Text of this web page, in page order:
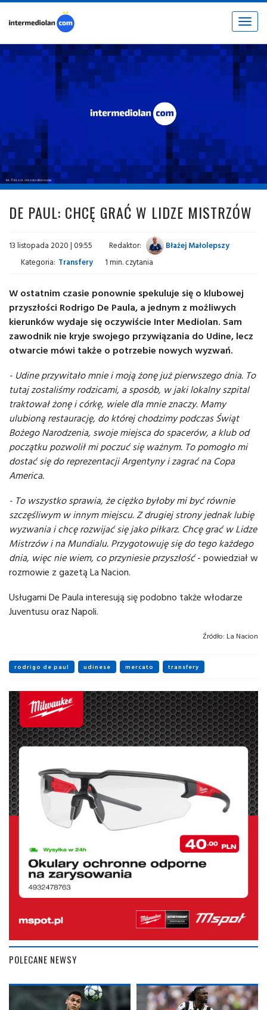
Toggle
fot. © inter.it / intermediolan.com
DE PAUL: CHCĘ GRAĆ W LIDZE MISTRZÓW
13 listopada 2020 | 09:55 Redaktor:
Błażej Małolepszy
Kategoria: Transfery 1 min. czytania
W ostatnim czasie ponownie spekuluje się o klubowej
przyszłości Rodrigo De Paula, a jednym z możliwych
kierunków wydaje się oczywiście Inter Mediolan. Sam
zawodnik nie kryje swojego przywiązania do Udine, lecz
otwarcie mówi także o potrzebie nowych wyzwań.
- Udine przywitało mnie i moją żonę już pierwszego dnia. To
tutaj zostaliśmy rodzicami, a sposób, w jaki lokalny szpital
traktował żonę i córkę, wiele dla mnie znaczy. Mamy
ulubioną restaurację, do której chodzimy podczas Świąt
Bożego Narodzenia, swoje miejsca do spacerów, a klub od
początku pozwolił mi poczuć się ważnym. To pomogło mi
dostać się do reprezentacji Argentyny i zagrać na Copa
America.
- To wszystko sprawia, że ciężko byłoby mi być równie
szczęśliwym w innym miejscu. Z drugiej strony jednak lubię
wyzwania i chcę rozwijać się jako piłkarz. Chcę grać w Lidze
Mistrzów i na Mundialu. Przygotowuję się do tego każdego
dnia, więc nie wiem, co przyniesie przyszłość- powiedział w
rozmowie z gazetą La Nacion.
Usługami De Paula interesują się podobno także włodarze
Juventusu oraz Napoli.
Źródło: La Nacion
rodrigo de paul udinese mercato transfery
POLECANE NEWSY